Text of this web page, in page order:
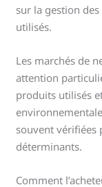
sur la gestion
utilisés.
Les marchés de
attention
produits utilisés
souvent vérifiées
déterminants.
Comment